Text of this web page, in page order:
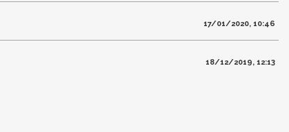
17/01/2020, 10:46
18/12/2019, 12:13